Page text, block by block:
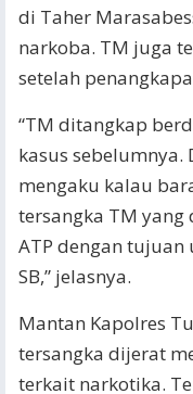
di Taher
narkoba. TM juga
setelah
“TM ditangkap
kasus sebelumnya.
mengaku kalau
tersangka TM yang
ATP dengan
SB,” jelasnya.
Mantan Kapolres
tersangka dijerat
terkait narkotika.